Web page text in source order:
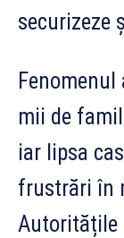
securizeze
mii de
iar lipsa
frustrări în
Autoritățile